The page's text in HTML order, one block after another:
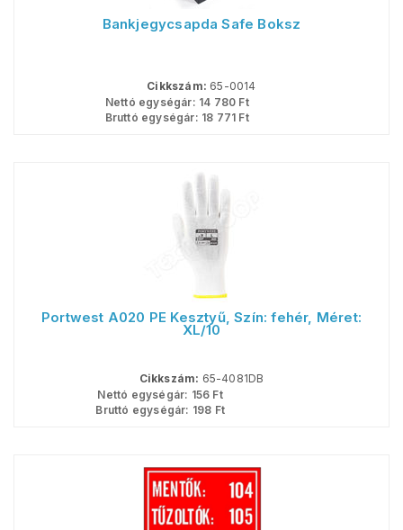
Bankjegycsapda Safe Boksz
Cikkszám: 65-0014
Nettó egységár: 14 780 Ft
Bruttó egységár: 18 771 Ft
Portwest A020 PE Kesztyű, Szín: fehér, Méret:
XL/10
Cikkszám: 65-4081DB
Nettó egységár: 156 Ft
Bruttó egységár: 198 Ft